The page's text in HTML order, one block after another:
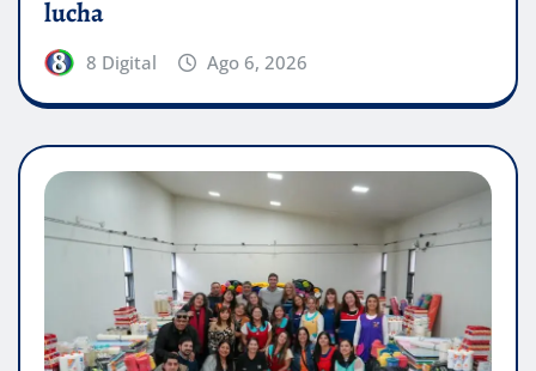
lucha
8 Digital Ago 6, 2026